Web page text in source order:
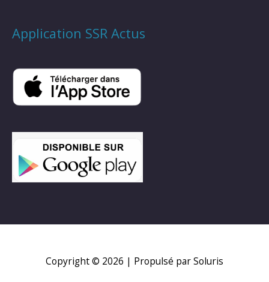
Application SSR Actus
Copyright © 2026 | Propulsé par Soluris